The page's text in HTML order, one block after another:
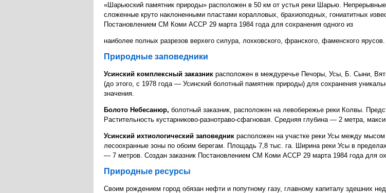
«Шарьюский памятник природы» расположен в 50 км от устья реки Шарью.
сложенные круто наклоненными пластами коралловых, брахиоподных, гониатитных
Постановлением СМ Коми АССР 29 марта 1984 года для сохранения одного из
наиболее полных разрезов верхего силура, лохковского, франского, фаменского ярусов.
Природные заповедники
Усинский комплексный заказник расположен в междуречье Печоры, Усы, Б. Сыни,
(до этого, с 1978 года — Усинский болотный памятник природы) для сохранения
значения.
Болото Небесанюр, болотный заказник, расположен на левобережье реки Колвы.
Растительность кустарниково-разнотраво-сфагновая. Средняя глубина — 2 метра,
Усинский ихтиологический заповедник расположен на участке реки Усы между
лесоохранные зоны по обоим берегам. Площадь 7,8 тыс. га. Ширина реки Усы в
— 7 метров. Создан заказник Постановлением СМ Коми АССР 29 марта 1984 года для
Природные ресурсы
Своим рождением город обязан нефти и попутному газу, главному капиталу здешних